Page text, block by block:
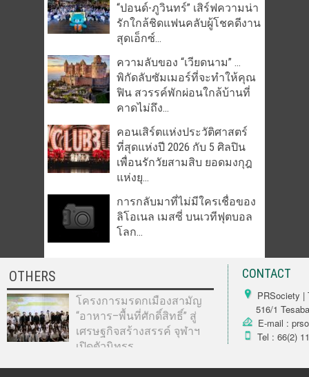
“ปอนด์-ภูวินทร์” เสิร์ฟความน่า
รักใกล้ชิดแฟนคลับผู้โชคดีงาน
สุดเอ็กซ์...
ความลับของ “เวียดนาม” …
พิกัดลับซัมเมอร์ที่จะทำให้คุณ
ฟิน สวรรค์พักผ่อนใกล้บ้านที่
คาดไม่ถึง...
คอนเสิร์ตแห่งประวัติศาสตร์
ที่สุดแห่งปี 2026 กับ 5 ศิลปิน
เพื่อนรักวัยสามสิบ ยอดมงกุฎ
แห่งยุ...
การกลับมาที่ไม่มีใครเชื่อของ
ลิโอเนล เมสซี่ บนเวทีฟุตบอล
โลก...
OTHERS
โครงการมรดกเมืองสามัญ
“อาหาร–พื้นที่ศักดิ์สิทธิ์” สู่
เศรษฐกิจสร้างสรรค์ จุฬาฯ
เปิดตัวนิทรร...
CONTACT
PRSociety |
516/1
E-mail :
Tel : 66(2)